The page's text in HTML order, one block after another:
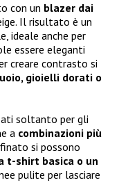
con un blazer dai
Il risultato è un
ideale anche per
essere eleganti
creare contrasto si
gioielli dorati o
soltanto per gli
a combinazioni più
si possono
t-shirt basica o un
pulite per lasciare